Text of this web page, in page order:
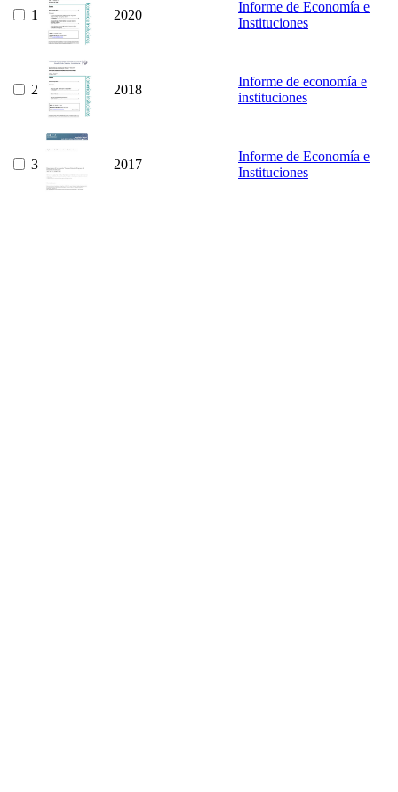
1 2020
Informe de Economía e
Instituciones
2 2018
Informe de economía e
instituciones
3 2017
Informe de Economía e
Instituciones